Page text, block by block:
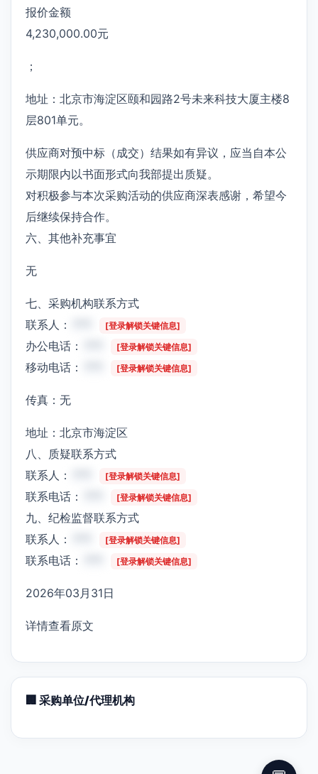
报价金额
4,230,000.00元
；
地址：北京市海淀区颐和园路2号未来科技大厦主楼8
层801单元。
供应商对预中标（成交）结果如有异议，应当自本公
示期限内以书面形式向我部提出质疑。
对积极参与本次采购活动的供应商深表感谢，希望今
后继续保持合作。
六、其他补充事宜
无
七、采购机构联系方式
联系人：
[登录解锁关键信息]
办公电话： [登录解锁关键信息]
移动电话： [登录解锁关键信息]
传真：无
地址：北京市海淀区
八、质疑联系方式
联系人：
[登录解锁关键信息]
联系电话： [登录解锁关键信息]
九、纪检监督联系方式
联系人：
[登录解锁关键信息]
联系电话： [登录解锁关键信息]
2026年03月31日
详情查看原文
🏢 采购单位/代理机构